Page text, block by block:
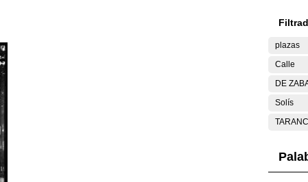
plazas
Calle
DE
Solís